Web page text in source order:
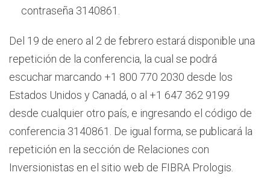
contraseña 3140861.
Del 19 de enero al 2 de febrero estará disponible una
repetición de la conferencia, la cual se podrá
escuchar marcando +1 800 770 2030 desde los
Estados Unidos y Canadá, o al +1 647 362 9199
desde cualquier otro país, e ingresando el código de
conferencia 3140861. De igual forma, se publicará la
repetición en la sección de Relaciones con
Inversionistas en el sitio web de FIBRA Prologis.